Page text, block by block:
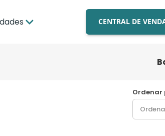
CENTRAL DE
(061) 9879-4559
(065) 3003-9182
Blog
FAQ
Ordenar